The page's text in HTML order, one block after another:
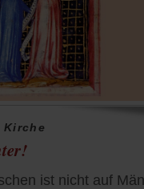
ist nicht auf